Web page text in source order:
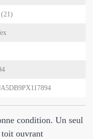
condition. Un seul
ouvrant